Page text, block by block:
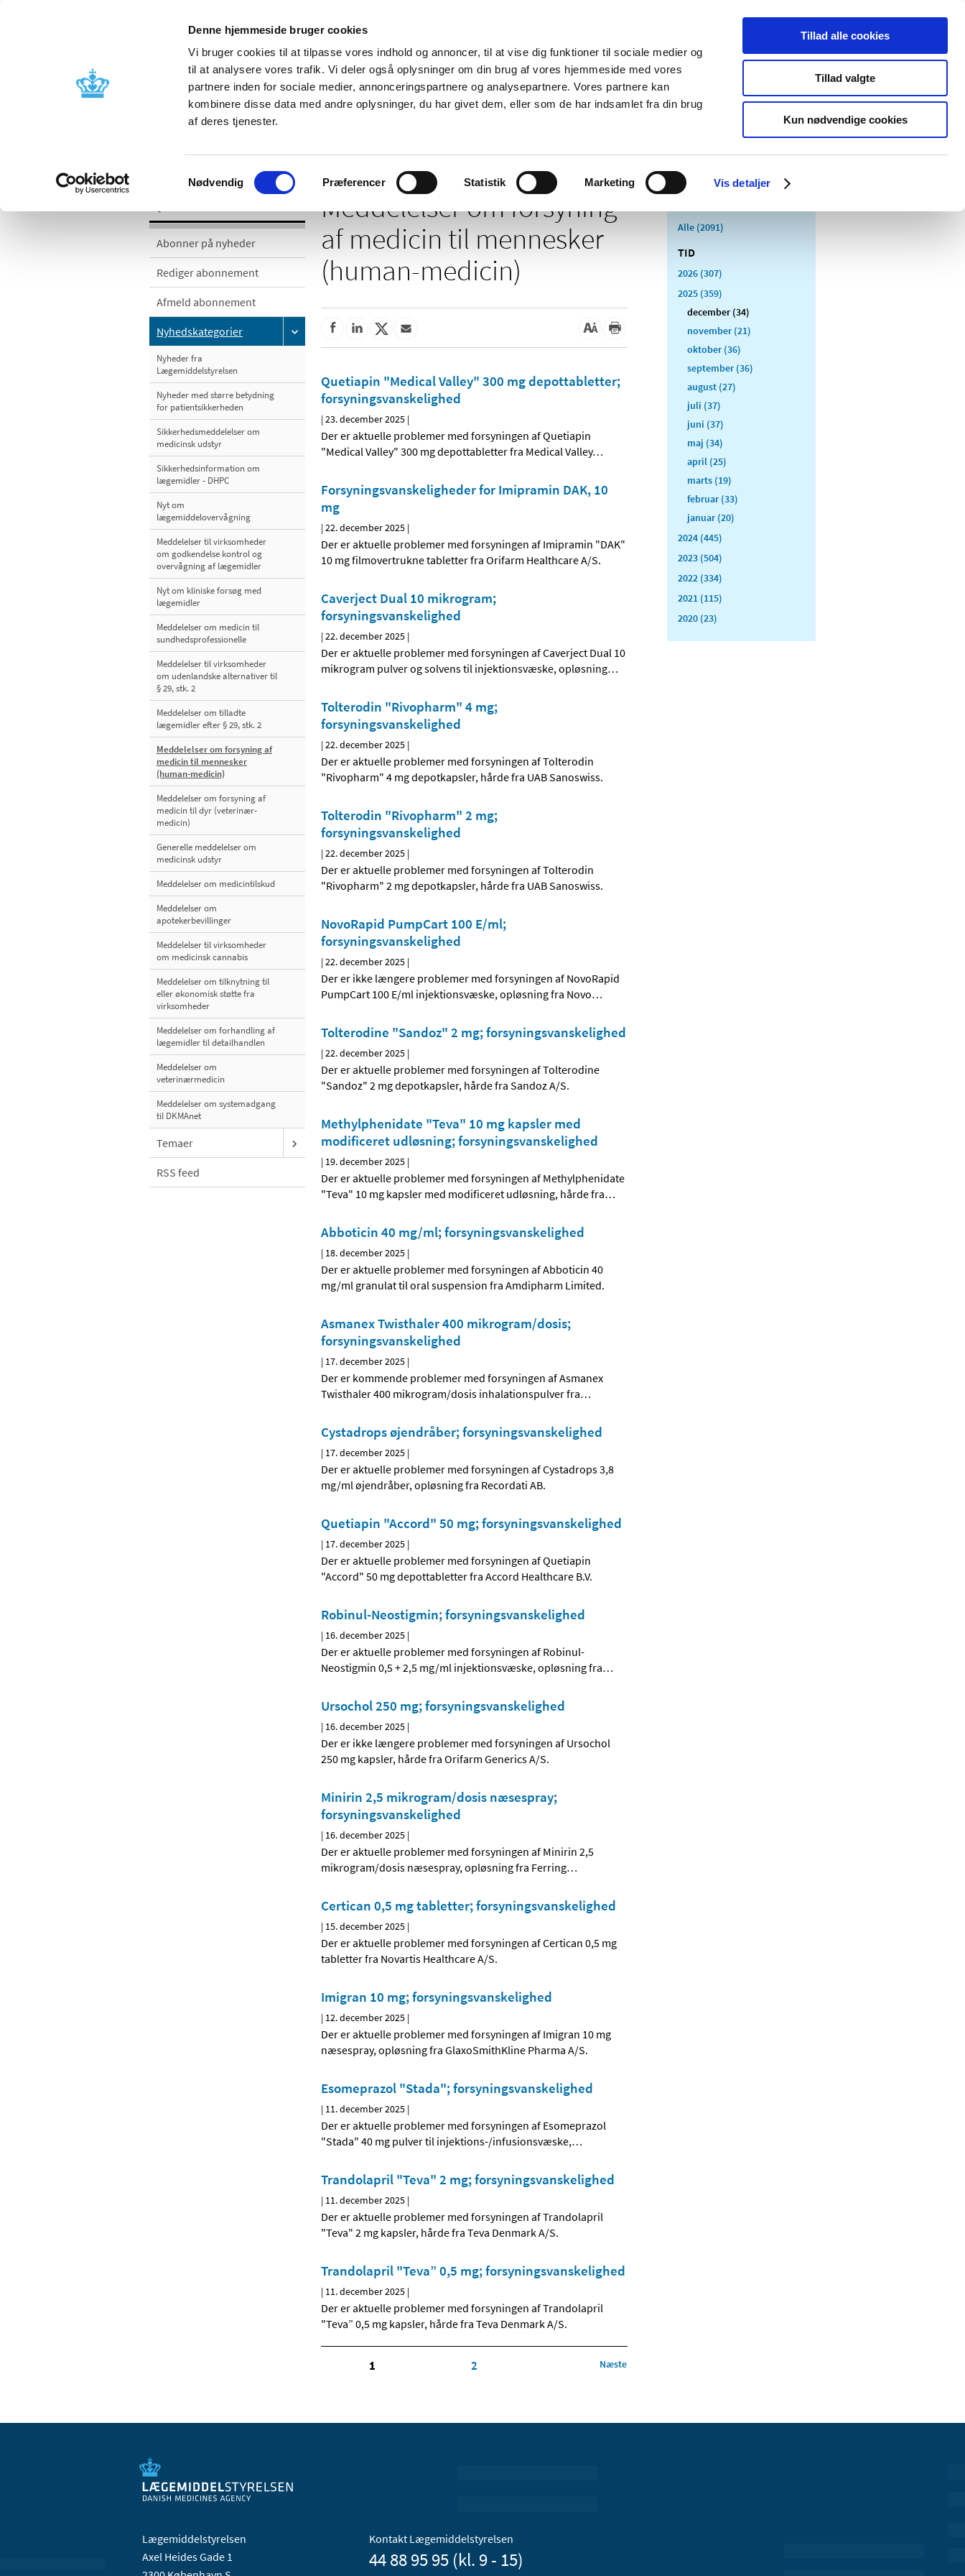
Denne hjemmeside bruger cookies
Vi bruger cookies til at tilpasse vores indhold og annoncer, til at vise dig funktioner til sociale medier og
til at analysere vores trafik. Vi deler også oplysninger om din brug af vores hjemmeside med vores
partnere inden for sociale medier, annonceringspartnere og analysepartnere. Vores partnere kan
kombinere disse data med andre oplysninger, du har givet dem, eller som de har indsamlet fra din brug
af deres tjenester.
Samtykkevalg
Nødvendig Præferencer Statistik Marketing Vis detaljer
Tillad alle cookies
Tillad valgte
Kun nødvendige cookies
Nyheder Om os Kontakt Udgivelser
Godkendelse og
Bivirkninger og
produktinformation
Tilskud og
Apoteker og salg af
Medicinsk
Særlige
produktområder
Abonner på nyheder
Rediger abonnement
Afmeld abonnement
Nyhedskategorier
Nyheder fra
Lægemiddelstyrelsen
Nyheder med større betydning
for patientsikkerheden
Sikkerhedsmeddelelser om
medicinsk udstyr
Sikkerhedsinformation om
lægemidler - DHPC
Nyt om
lægemiddelovervågning
Meddelelser til virksomheder
om godkendelse kontrol og
overvågning af lægemidler
Nyt om kliniske forsøg med
lægemidler
Meddelelser om medicin til
sundhedsprofessionelle
Meddelelser til virksomheder
om udenlandske alternativer til
§ 29, stk. 2
Meddelelser om tilladte
lægemidler efter § 29, stk. 2
Meddelelser om forsyning af
medicin til mennesker
(human-medicin)
Meddelelser om forsyning af
medicin til dyr (veterinær-
medicin)
Generelle meddelelser om
medicinsk udstyr
Meddelelser om medicintilskud
Meddelelser om
apotekerbevillinger
Meddelelser til virksomheder
om medicinsk cannabis
Meddelelser om tilknytning til
eller økonomisk støtte fra
virksomheder
Meddelelser om forhandling af
lægemidler til detailhandlen
Meddelelser om
veterinærmedicin
Meddelelser om systemadgang
til DKMAnet
Temaer
RSS feed
Meddelelser om forsyning
af medicin til mennesker
(human-medicin)
Quetiapin "Medical Valley" 300 mg depottabletter;
forsyningsvanskelighed
|23. december 2025 |
Der er aktuelle problemer med forsyningen af Quetiapin
"Medical Valley" 300 mg depottabletter fra Medical Valley…
Forsyningsvanskeligheder for Imipramin DAK, 10
mg
|22. december 2025 |
Der er aktuelle problemer med forsyningen af Imipramin "DAK"
10 mg filmovertrukne tabletter fra Orifarm Healthcare A/S.
Caverject Dual 10 mikrogram;
forsyningsvanskelighed
|22. december 2025 |
Der er aktuelle problemer med forsyningen af Caverject Dual 10
mikrogram pulver og solvens til injektionsvæske, opløsning…
Tolterodin "Rivopharm" 4 mg;
forsyningsvanskelighed
|22. december 2025 |
Der er aktuelle problemer med forsyningen af Tolterodin
"Rivopharm" 4 mg depotkapsler, hårde fra UAB Sanoswiss.
Tolterodin "Rivopharm" 2 mg;
forsyningsvanskelighed
|22. december 2025 |
Der er aktuelle problemer med forsyningen af Tolterodin
"Rivopharm" 2 mg depotkapsler, hårde fra UAB Sanoswiss.
NovoRapid PumpCart 100 E/ml;
forsyningsvanskelighed
|22. december 2025 |
Der er ikke længere problemer med forsyningen af NovoRapid
PumpCart 100 E/ml injektionsvæske, opløsning fra Novo…
Tolterodine "Sandoz" 2 mg; forsyningsvanskelighed
|22. december 2025 |
Der er aktuelle problemer med forsyningen af Tolterodine
"Sandoz" 2 mg depotkapsler, hårde fra Sandoz A/S.
Methylphenidate "Teva" 10 mg kapsler med
modificeret udløsning; forsyningsvanskelighed
| 19. december 2025 |
Der er aktuelle problemer med forsyningen af Methylphenidate
"Teva" 10 mg kapsler med modificeret udløsning, hårde fra…
Abboticin 40 mg/ml; forsyningsvanskelighed
| 18. december 2025 |
Der er aktuelle problemer med forsyningen af Abboticin 40
mg/ml granulat til oral suspension fra Amdipharm Limited.
Asmanex Twisthaler 400 mikrogram/dosis;
forsyningsvanskelighed
| 17. december 2025 |
Der er kommende problemer med forsyningen af Asmanex
Twisthaler 400 mikrogram/dosis inhalationspulver fra…
Cystadrops øjendråber; forsyningsvanskelighed
| 17. december 2025 |
Der er aktuelle problemer med forsyningen af Cystadrops 3,8
mg/ml øjendråber, opløsning fra Recordati AB.
Quetiapin "Accord" 50 mg; forsyningsvanskelighed
| 17. december 2025 |
Der er aktuelle problemer med forsyningen af Quetiapin
"Accord" 50 mg depottabletter fra Accord Healthcare B.V.
Robinul-Neostigmin; forsyningsvanskelighed
| 16. december 2025 |
Der er aktuelle problemer med forsyningen af Robinul-
Neostigmin 0,5 + 2,5 mg/ml injektionsvæske, opløsning fra…
Ursochol 250 mg; forsyningsvanskelighed
| 16. december 2025 |
Der er ikke længere problemer med forsyningen af Ursochol
250 mg kapsler, hårde fra Orifarm Generics A/S.
Minirin 2,5 mikrogram/dosis næsespray;
forsyningsvanskelighed
| 16. december 2025 |
Der er aktuelle problemer med forsyningen af Minirin 2,5
mikrogram/dosis næsespray, opløsning fra Ferring…
Certican 0,5 mg tabletter; forsyningsvanskelighed
| 15. december 2025 |
Der er aktuelle problemer med forsyningen af Certican 0,5 mg
tabletter fra Novartis Healthcare A/S.
Imigran 10 mg; forsyningsvanskelighed
| 12. december 2025 |
Der er aktuelle problemer med forsyningen af Imigran 10 mg
næsespray, opløsning fra GlaxoSmithKline Pharma A/S.
Esomeprazol "Stada"; forsyningsvanskelighed
| 11. december 2025 |
Der er aktuelle problemer med forsyningen af Esomeprazol
"Stada" 40 mg pulver til injektions-/infusionsvæske,…
Trandolapril "Teva" 2 mg; forsyningsvanskelighed
| 11. december 2025 |
Der er aktuelle problemer med forsyningen af Trandolapril
"Teva" 2 mg kapsler, hårde fra Teva Denmark A/S.
Trandolapril "Teva” 0,5 mg; forsyningsvanskelighed
| 11. december 2025 |
Der er aktuelle problemer med forsyningen af Trandolapril
"Teva” 0,5 mg kapsler, hårde fra Teva Denmark A/S.
1 2 Næste
Alle (2091)
TID
2026 (307)
2025 (359)
december (34)
november (21)
oktober (36)
september (36)
august (27)
juli (37)
juni (37)
maj (34)
april (25)
marts (19)
februar (33)
januar (20)
2024 (445)
2023 (504)
2022 (334)
2021 (115)
2020 (23)
Lægemiddelstyrelsen
Axel Heides Gade 1
Kontakt Lægemiddelstyrelsen
44 88 95 95 (kl. 9 - 15)